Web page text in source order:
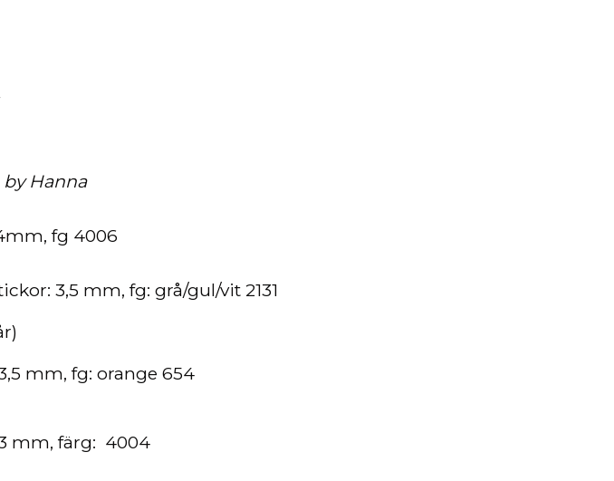
by Hanna
fg 4006
3,5 mm, fg: grå/gul/vit 2131
mm, fg: orange 654
mm, färg: 4004